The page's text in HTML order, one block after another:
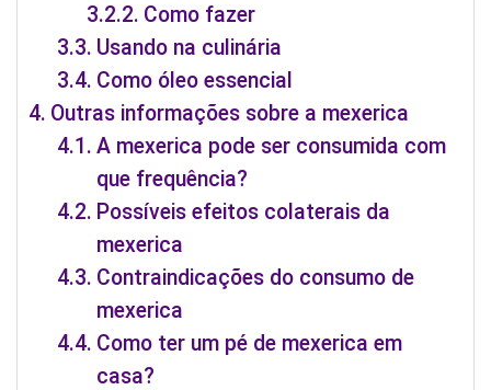
Como fazer
Usando na culinária
Como óleo essencial
Outras informações sobre a mexerica
A mexerica pode ser consumida com
que frequência?
Possíveis efeitos colaterais da
mexerica
Contraindicações do consumo de
mexerica
Como ter um pé de mexerica em
casa?